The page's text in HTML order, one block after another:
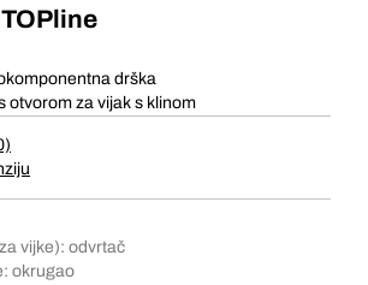
drška
otvorom za vijak s klinom
vijke): odvrtač
okrugao